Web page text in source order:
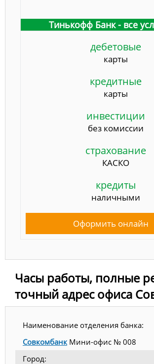
Тинькофф Банк - все
дебетовые
карты
кредитные
карты
инвестиции
без комиссии
страхование
КАСКО
кредиты
наличными
Оформить онлайн
Часы работы, полные
точный адрес офиса
Наименование отделения банка:
СовкомбанкМини-офис № 008
Город: